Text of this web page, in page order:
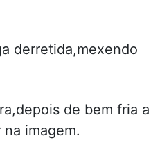
derretida,mexendo
de bem fria a
imagem.